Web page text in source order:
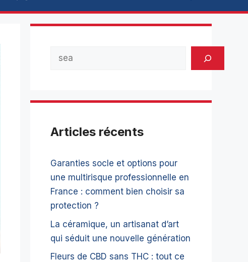
Articles récents
Garanties socle et options pour
une multirisque professionnelle en
France : comment bien choisir sa
protection ?
La céramique, un artisanat d’art
qui séduit une nouvelle génération
Fleurs de CBD sans THC : tout ce